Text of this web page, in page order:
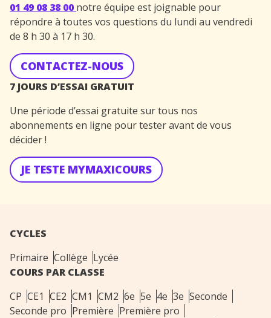
01 49 08 38 00 notre équipe est joignable pour
répondre à toutes vos questions du lundi au vendredi
de 8 h 30 à 17 h 30.
CONTACTEZ-NOUS
7 JOURS D’ESSAI GRATUIT
Une période d’essai gratuite sur tous nos
abonnements en ligne pour tester avant de vous
décider !
JE TESTE MYMAXICOURS
CYCLES
Primaire Collège Lycée
COURS PAR CLASSE
CP CE1 CE2 CM1 CM2 6e 5e 4e 3e Seconde
Seconde pro Première Première pro